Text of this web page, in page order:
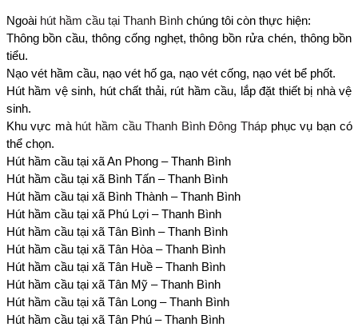
Ngoài hút hầm cầu tại Thanh Bìnhchúng tôi còn thực hiện:
Thông bồn cầu, thông cống nghẹt, thông bồn rửa chén, thông bồn
tiểu.
Nạo vét hầm cầu, nạo vét hố ga, nạo vét cống, nạo vét bể phốt.
Hút hầm vệ sinh, hút chất thải, rút hầm cầu, lắp đặt thiết bị nhà vệ
sinh.
Khu vực mà hút hầm cầu Thanh Bình Đông Tháp phục vụ bạn có
thể chọn.
Hút hầm cầu tại xã An Phong – Thanh Bình
Hút hầm cầu tại xã Bình Tấn – Thanh Bình
Hút hầm cầu tại xã Bình Thành – Thanh Bình
Hút hầm cầu tại xã Phú Lợi – Thanh Bình
Hút hầm cầu tại xã Tân Bình – Thanh Bình
Hút hầm cầu tại xã Tân Hòa – Thanh Bình
Hút hầm cầu tại xã Tân Huề – Thanh Bình
Hút hầm cầu tại xã Tân Mỹ – Thanh Bình
Hút hầm cầu tại xã Tân Long – Thanh Bình
Hút hầm cầu tại xã Tân Phú – Thanh Bình